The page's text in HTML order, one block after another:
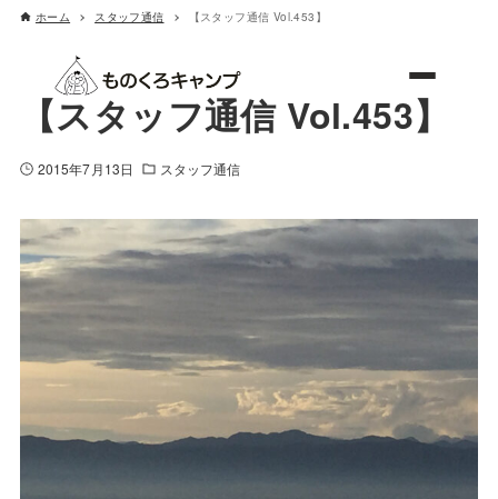
ホーム スタッフ通信 【スタッフ通信 Vol.453】
【スタッフ通信 Vol.453】
2015年7月13日 スタッフ通信